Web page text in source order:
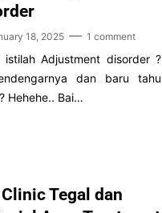
18, 2025 1 comment
Adjustment disorder ?
dan baru tahu
Hehehe.. Bai…
Tegal dan